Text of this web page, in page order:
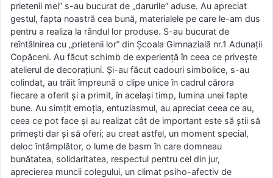
prietenii mei” s-au bucurat de „darurile” aduse. Au apreciat
gestul, fapta noastră cea bună, materialele pe care le-am dus
pentru a realiza la rândul lor produse. S-au bucurat de
reîntâlnirea cu „prietenii lor” din Școala Gimnazială nr.1 Adunații
Copăceni. Au făcut schimb de experiență în ceea ce privește
atelierul de decorațiuni. Și-au făcut cadouri simbolice, s-au
colindat, au trăit împreună o clipe unice în cadrul cărora
fiecare a oferit și a primit, în același timp, lumina unei fapte
bune. Au simțit emoția, entuziasmul, au apreciat ceea ce au,
ceea ce pot face și au realizat cât de important este să știi să
primești dar și să oferi; au creat astfel, un moment special,
deloc întâmplător, o lume de basm în care domneau
bunătatea, solidaritatea, respectul pentru cel din jur,
aprecierea muncii colegului, un climat psiho-afectiv de